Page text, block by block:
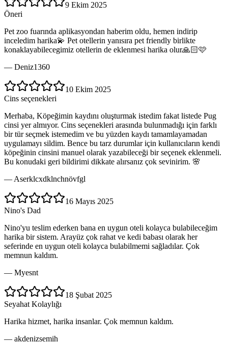
9 Ekim 2025
Öneri
Pet zoo fuarında aplikasyondan haberim oldu, hemen indirip
inceledim harika💫 Pet otellerin yanısıra pet friendly birlikte
konaklayabilecegimiz otellerin de eklenmesi harika olur🙏🏻🩷
— Deniz1360
10 Ekim 2025
Cins seçenekleri
Merhaba, Köpeğimin kaydını oluşturmak istedim fakat listede Pug
cinsi yer almıyor. Cins seçenekleri arasında bulunmadığı için farklı
bir tür seçmek istemedim ve bu yüzden kaydı tamamlayamadan
uygulamayı sildim. Bence bu tarz durumlar için kullanıcıların kendi
köpeğinin cinsini manuel olarak yazabileceği bir seçenek eklenmeli.
Bu konudaki geri bildirimi dikkate alırsanız çok sevinirim. 🌸
— Aserklcxdklnchnövfgl
16 Mayıs 2025
Nino's Dad
Nino'yu teslim ederken bana en uygun oteli kolayca bulabileceğim
harika bir sistem. Arayüz çok rahat ve kedi babası olarak her
seferinde en uygun oteli kolayca bulabilmemi sağladılar. Çok
memnun kaldım.
— Myesnt
18 Şubat 2025
Seyahat Kolaylığı
Harika hizmet, harika insanlar. Çok memnun kaldım.
— akdenizsemih